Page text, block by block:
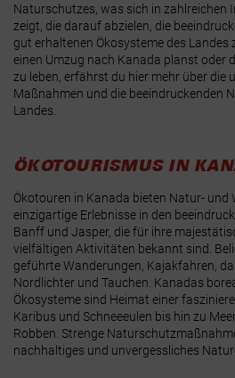
Naturschutzes, was sich in zahlreichen
zeigt, die darauf abzielen, die
gut erhaltenen Ökosysteme des Landes
einen Umzug nach Kanada planst oder
zu leben, erfährst du hier mehr über die
Maßnahmen und die beeindruckenden
Landes.
ÖKOTOURISMUS IN
Ökotouren in Kanada bieten Natur- und
einzigartige Erlebnisse in den
Banff und Jasper, die für ihre
vielfältigen Aktivitäten bekannt sind.
geführte Wanderungen, Kajakfahren,
Nordlichter und Tauchen. Kanadas
Ökosysteme sind Heimat einer
Karibus und Schneeeulen bis hin zu
Robben. Strenge
nachhaltiges und unvergessliches